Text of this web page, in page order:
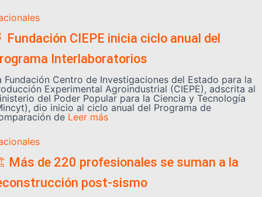
Fundación CIEPE inicia ciclo anual del
Interlaboratorios
Fundación Centro de Investigaciones del Estado para la
Experimental Agroindustrial (CIEPE), adscrita al
del Poder Popular para la Ciencia y Tecnología
dio inicio al ciclo anual del Programa de
de Leer más
de 220 profesionales se suman a la
post-sismo